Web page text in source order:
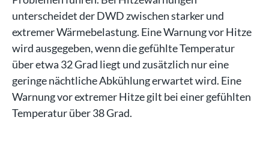
unterscheidet der DWD zwischen starker und
extremer Wärmebelastung. Eine Warnung vor Hitze
wird ausgegeben, wenn die gefühlte Temperatur
über etwa 32 Grad liegt und zusätzlich nur eine
geringe nächtliche Abkühlung erwartet wird. Eine
Warnung vor extremer Hitze gilt bei einer gefühlten
Temperatur über 38 Grad.